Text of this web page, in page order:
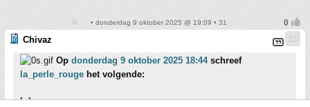
• donderdag 9 oktober 2025 @ 19:09 • 31
Chivaz
Op donderdag 9 oktober 2025 18:44schreef
la_perle_rouge het volgende:
[..]